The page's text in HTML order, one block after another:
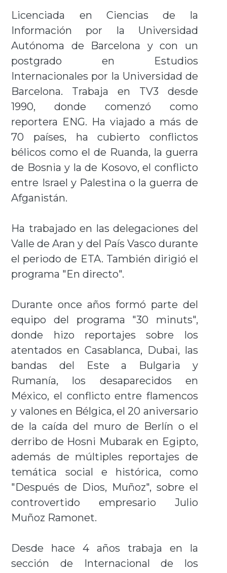
Licenciada en Ciencias de la
Información por la Universidad
Autónoma de Barcelona y con un
postgrado en Estudios
Internacionales por la Universidad de
Barcelona. Trabaja en TV3 desde
1990, donde comenzó como
reportera ENG. Ha viajado a más de
70 países, ha cubierto conflictos
bélicos como el de Ruanda, la guerra
de Bosnia y la de Kosovo, el conflicto
entre Israel y Palestina o la guerra de
Afganistán.
Ha trabajado en las delegaciones del
Valle de Aran y del País Vasco durante
el periodo de ETA. También dirigió el
programa "En directo".
Durante once años formó parte del
equipo del programa "30 minuts",
donde hizo reportajes sobre los
atentados en Casablanca, Dubai, las
bandas del Este a Bulgaria y
Rumanía, los desaparecidos en
México, el conflicto entre flamencos
y valones en Bélgica, el 20 aniversario
de la caída del muro de Berlín o el
derribo de Hosni Mubarak en Egipto,
además de múltiples reportajes de
temática social e histórica, como
"Después de Dios, Muñoz", sobre el
controvertido empresario Julio
Muñoz Ramonet.
Desde hace 4 años trabaja en la
sección de Internacional de los